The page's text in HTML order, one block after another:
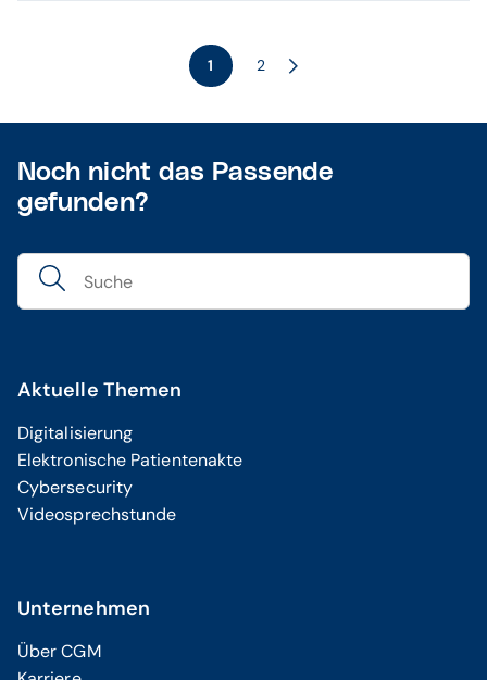
1 2
Noch nicht das Passende
gefunden?
Aktuelle Themen
Digitalisierung
Elektronische Patientenakte
Cybersecurity
Videosprechstunde
Unternehmen
Über CGM